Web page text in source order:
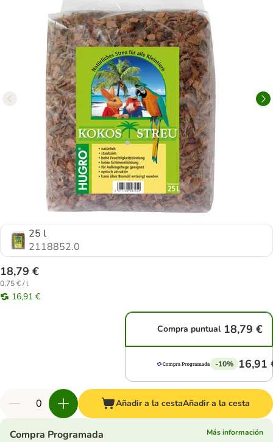
25 l
2118852.0
18,79 €
0,75 € / l
16,91 €
Compra puntual 18,79 €
-10% 16,91
Añadir a la cestaAñadir a la cesta
Compra Programada
Más información